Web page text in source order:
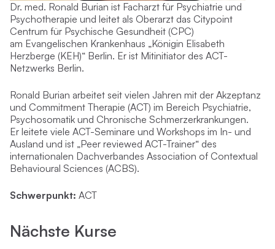
Dr. med. Ronald Burian ist Facharzt für Psychiatrie und
Psychotherapie und leitet als Oberarzt das Citypoint
Centrum für Psychische Gesundheit (CPC)
am Evangelischen Krankenhaus „Königin Elisabeth
Herzberge (KEH)“ Berlin. Er ist Mitinitiator des ACT-
Netzwerks Berlin.
Ronald Burian arbeitet seit vielen Jahren mit der Akzeptanz
und Commitment Therapie (ACT) im Bereich Psychiatrie,
Psychosomatik und Chronische Schmerzerkrankungen.
Er leitete viele ACT-Seminare und Workshops im In- und
Ausland und ist „Peer reviewed ACT-Trainer“ des
internationalen Dachverbandes Association of Contextual
Behavioural Sciences (ACBS).
Schwerpunkt: ACT
Nächste Kurse